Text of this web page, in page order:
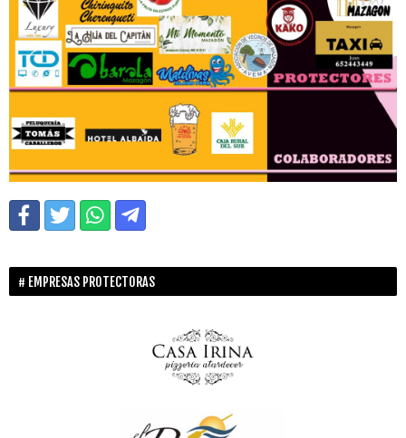
EMPRESAS PROTECTORAS